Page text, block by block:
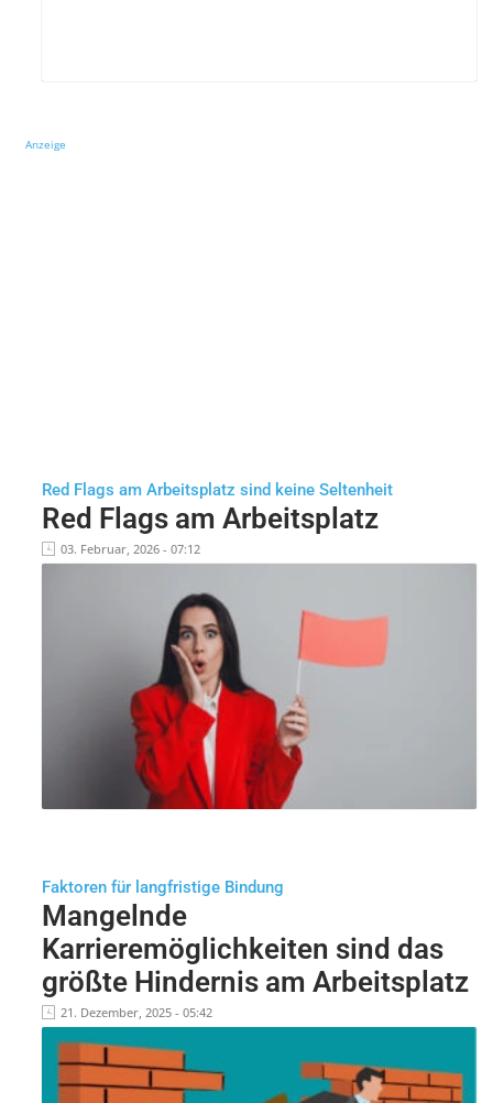
Anzeige
Red Flags am Arbeitsplatz sind keine Seltenheit
Red Flags am Arbeitsplatz
03. Februar, 2026 - 07:12
Faktoren für langfristige Bindung
Mangelnde
Karrieremöglichkeiten sind das
größte Hindernis am Arbeitsplatz
21. Dezember, 2025 - 05:42